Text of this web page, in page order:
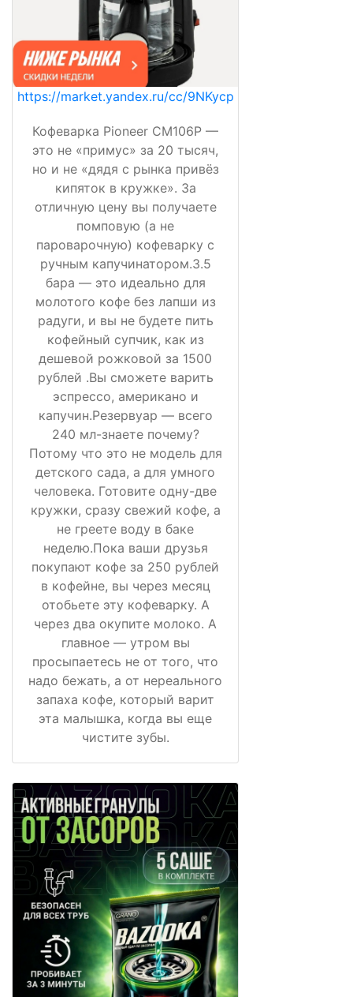
https://market.yandex.ru/cc/9NKycp
Кофеварка Pioneer CM106P —
это не «примус» за 20 тысяч,
но и не «дядя с рынка привёз
кипяток в кружке». За
отличную цену вы получаете
помповую (а не
пароварочную) кофеварку с
ручным капучинатором.3.5
бара — это идеально для
молотого кофе без лапши из
радуги, и вы не будете пить
кофейный супчик, как из
дешевой рожковой за 1500
рублей .Вы сможете варить
эспрессо, американо и
капучин.Резервуар — всего
240 мл-знаете почему?
Потому что это не модель для
детского сада, а для умного
человека. Готовите одну-две
кружки, сразу свежий кофе, а
не греете воду в баке
неделю.Пока ваши друзья
покупают кофе за 250 рублей
в кофейне, вы через месяц
отобьете эту кофеварку. А
через два окупите молоко. А
главное — утром вы
просыпаетесь не от того, что
надо бежать, а от нереального
запаха кофе, который варит
эта малышка, когда вы еще
чистите зубы.